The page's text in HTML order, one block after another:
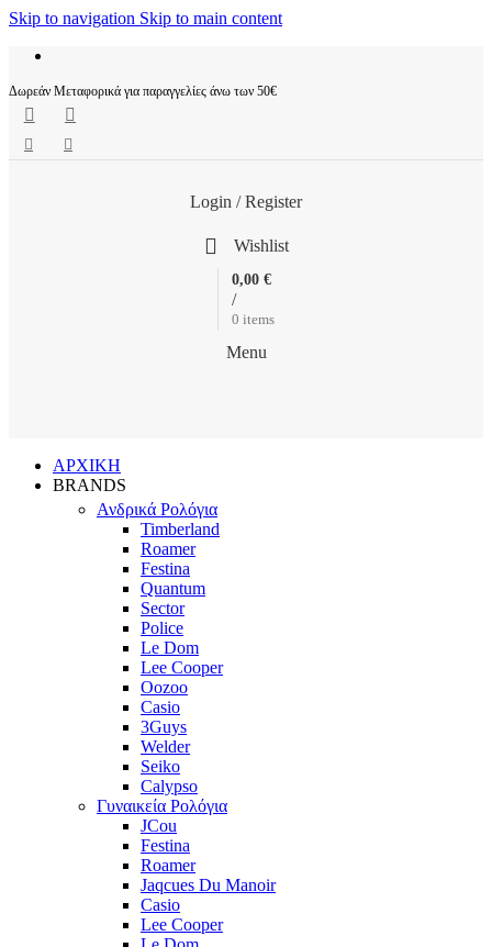
Skip to navigation Skip to main content
Δωρεάν Μεταφορικά για παραγγελίες άνω των 50€
Login / Register
Wishlist
0 items
/
0,00 €
Menu
ΑΡΧΙΚΗ
BRANDS
Ανδρικά Ρολόγια
Timberland
Roamer
Festina
Quantum
Sector
Police
Le Dom
Lee Cooper
Oozoo
Casio
3Guys
Welder
Seiko
Calypso
Γυναικεία Ρολόγια
JCou
Festina
Roamer
Jaqcues Du Manoir
Casio
Lee Cooper